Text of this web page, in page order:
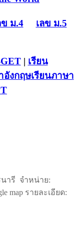
ข ม.4
เลข ม.5
| เรียน
อังกฤษเรียนภาษา
ารี จำหน่าย:
map รายละเอียด: